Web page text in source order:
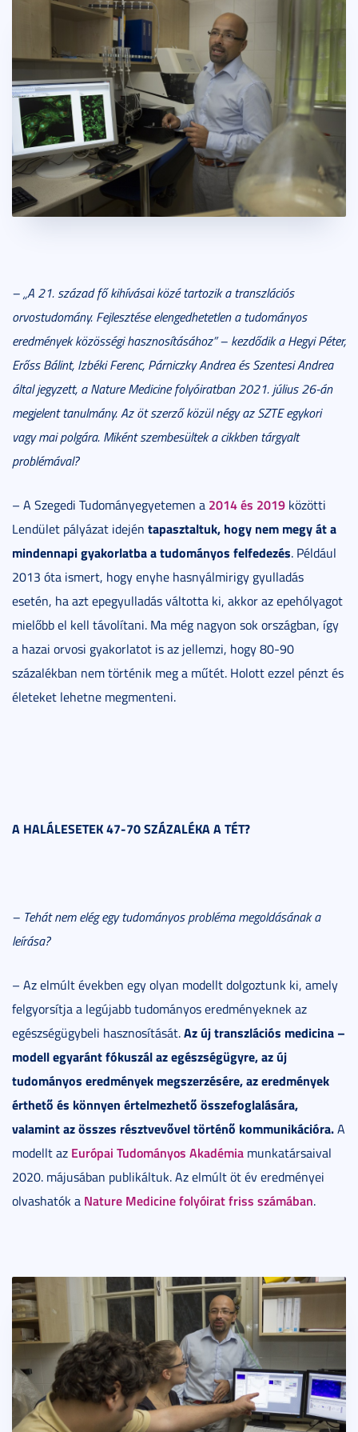
– „A 21. század fő kihívásai közé tartozik a transzlációs
orvostudomány. Fejlesztése elengedhetetlen a tudományos
eredmények közösségi hasznosításához” – kezdődik a Hegyi Péter,
Erőss Bálint, Izbéki Ferenc, Párniczky Andrea és Szentesi Andrea
által jegyzett, a Nature Medicine folyóiratban 2021. július 26-án
megjelent tanulmány. Az öt szerző közül négy az SZTE egykori
vagy mai polgára. Miként szembesültek a cikkben tárgyalt
problémával?
– A Szegedi Tudományegyetemen a 2014 és 2019 közötti
Lendület pályázat idején tapasztaltuk, hogy nem megy át a
mindennapi gyakorlatba a tudományos felfedezés. Például
2013 óta ismert, hogy enyhe hasnyálmirigy gyulladás
esetén, ha azt epegyulladás váltotta ki, akkor az epehólyagot
mielőbb el kell távolítani. Ma még nagyon sok országban, így
a hazai orvosi gyakorlatot is az jellemzi, hogy 80-90
százalékban nem történik meg a műtét. Holott ezzel pénzt és
életeket lehetne megmenteni.
A HALÁLESETEK 47-70 SZÁZALÉKA A TÉT?
– Tehát nem elég egy tudományos probléma megoldásának a
leírása?
– Az elmúlt években egy olyan modellt dolgoztunk ki, amely
felgyorsítja a legújabb tudományos eredményeknek az
egészségügybeli hasznosítását.Az új transzlációs medicina –
modell egyaránt fókuszál az egészségügyre, az új
tudományos eredmények megszerzésére, az eredmények
érthető és könnyen értelmezhető összefoglalására,
valamint az összes résztvevővel történő kommunikációra.A
modellt az Európai Tudományos Akadémia munkatársaival
2020. májusában publikáltuk. Az elmúlt öt év eredményei
olvashatók a Nature Medicine folyóirat friss számában.